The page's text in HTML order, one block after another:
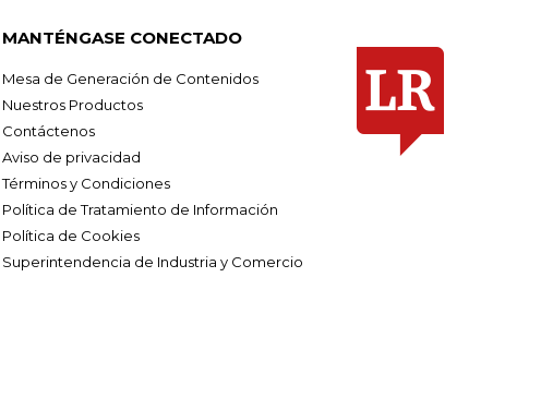
MANTÉNGASE CONECTADO
Mesa de Generación de Contenidos
Nuestros Productos
Contáctenos
Aviso de privacidad
Términos y Condiciones
Política de Tratamiento de Información
Política de Cookies
Superintendencia de Industria y Comercio